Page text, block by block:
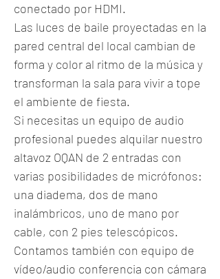
conectado por HDMI.
Las luces de baile proyectadas en la
pared central del local cambian de
forma y color al ritmo de la música y
transforman la sala para vivir a tope
el ambiente de fiesta.
Si necesitas un equipo de audio
profesional puedes alquilar nuestro
altavoz OQAN de 2 entradas con
varias posibilidades de micrófonos:
una diadema, dos de mano
inalámbricos, uno de mano por
cable, con 2 pies telescópicos.
Contamos también con equipo de
vídeo/audio conferencia con cámara